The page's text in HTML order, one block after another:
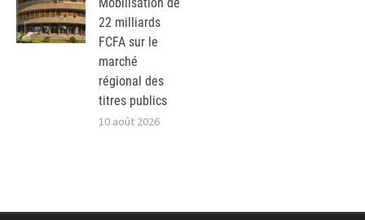
Mobilisation de
22 milliards
FCFA sur le
marché
régional des
titres publics
10 août 2026